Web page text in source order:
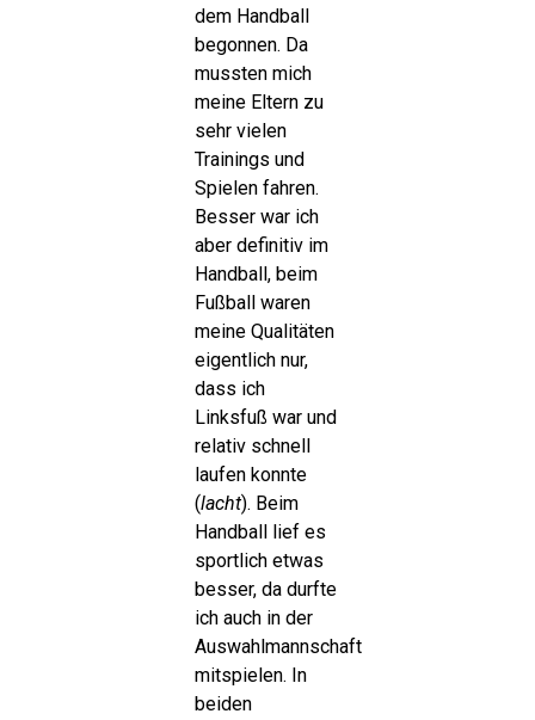
dem Handball
begonnen. Da
mussten mich
meine Eltern zu
sehr vielen
Trainings und
Spielen fahren.
Besser war ich
aber definitiv im
Handball, beim
Fußball waren
meine Qualitäten
eigentlich nur,
dass ich
Linksfuß war und
relativ schnell
laufen konnte
(lacht). Beim
Handball lief es
sportlich etwas
besser, da durfte
ich auch in der
Auswahlmannschaft
mitspielen. In
beiden